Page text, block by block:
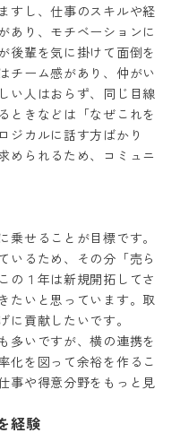
すし、仕事のスキルや経
あり、モチベーションに
後輩を気に掛けて面倒を
チーム感があり、仲がい
い人はおらず、同じ目線
ときなどは「なぜこれを
ジカルに話す方ばかり
められるため、コミュニ
乗せることが目標です。
いるため、その分「売ら
の１年は新規開拓してさ
たいと思っています。取
に貢献したいです。
多いですが、横の連携を
化を図って余裕を作るこ
事や得意分野をもっと見
経験